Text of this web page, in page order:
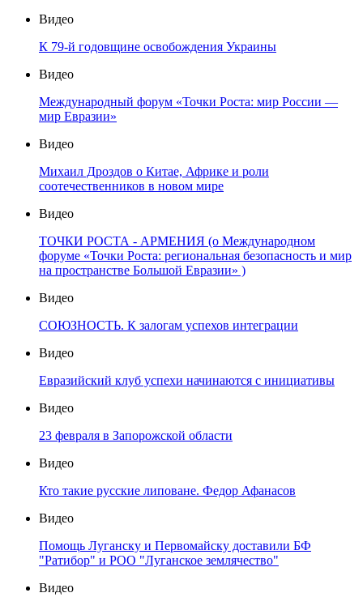
Видео
К 79-й годовщине освобождения Украины
Видео
Международный форум «Точки Роста: мир России —
мир Евразии»
Видео
Михаил Дроздов о Китае, Африке и роли
соотечественников в новом мире
Видео
ТОЧКИ РОСТА - АРМЕНИЯ (о Международном
форуме «Точки Роста: региональная безопасность и мир
на пространстве Большой Евразии» )
Видео
СОЮЗНОСТЬ. К залогам успехов интеграции
Видео
Евразийский клуб успехи начинаются с инициативы
Видео
23 февраля в Запорожской области
Видео
Кто такие русские липоване. Федор Афанасов
Видео
Помощь Луганску и Первомайску доставили БФ
"Ратибор" и РОО "Луганское землячество"
Видео